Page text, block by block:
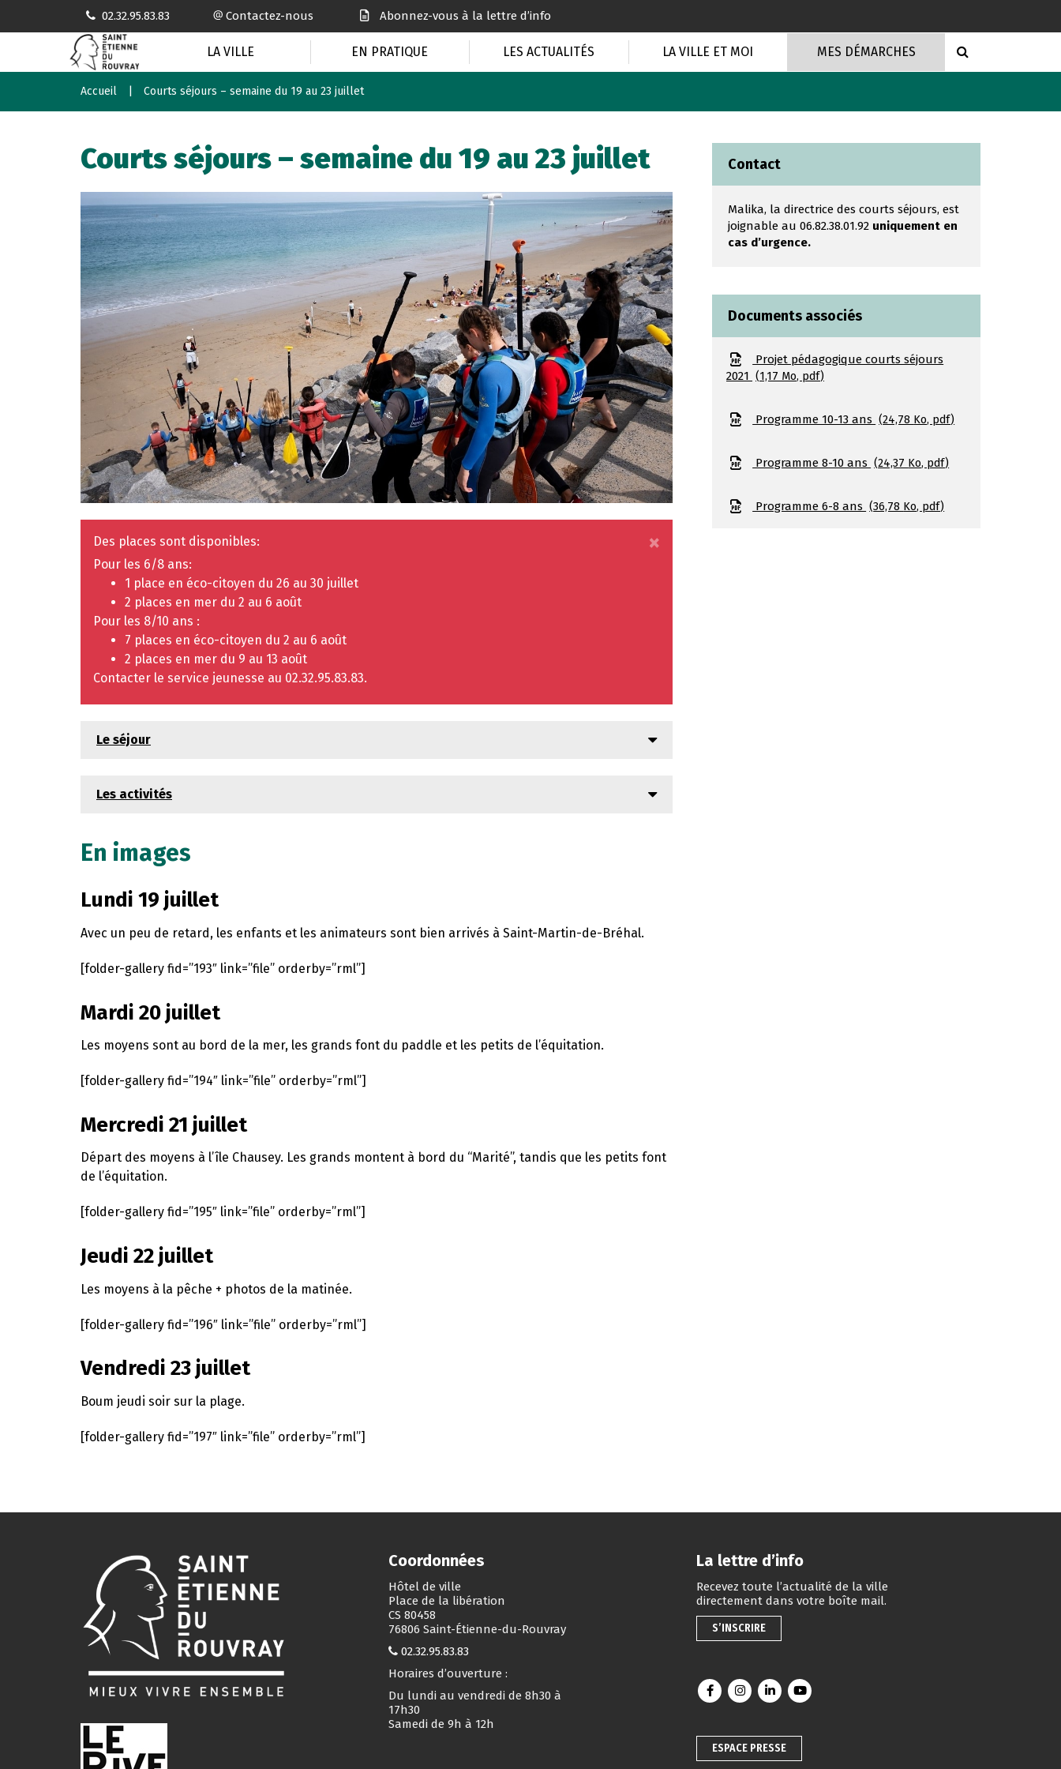
02.32.95.83.83 Contactez-nous Abonnez-vous à la lettre d’info
LA VILLE EN PRATIQUE LES ACTUALITÉS LA VILLE ET MOI MES DÉMARCHES
Accueil Courts séjours – semaine du 19 au 23 juillet
Courts séjours – semaine du 19 au 23 juillet
×
Des places sont disponibles:
Pour les 6/8 ans:
1 place en éco-citoyen du 26 au 30 juillet
2 places en mer du 2 au 6 août
Pour les 8/10 ans :
7 places en éco-citoyen du 2 au 6 août
2 places en mer du 9 au 13 août
Contacter le service jeunesse au 02.32.95.83.83.
Le séjour
Les activités
En images
Lundi 19 juillet
Avec un peu de retard, les enfants et les animateurs sont bien arrivés à Saint-Martin-de-Bréhal.
[folder-gallery fid=”193″ link=”file” orderby=”rml”]
Mardi 20 juillet
Les moyens sont au bord de la mer, les grands font du paddle et les petits de l’équitation.
[folder-gallery fid=”194″ link=”file” orderby=”rml”]
Mercredi 21 juillet
Départ des moyens à l’île Chausey. Les grands montent à bord du “Marité”, tandis que les petits font
de l’équitation.
[folder-gallery fid=”195″ link=”file” orderby=”rml”]
Jeudi 22 juillet
Les moyens à la pêche + photos de la matinée.
[folder-gallery fid=”196″ link=”file” orderby=”rml”]
Vendredi 23 juillet
Boum jeudi soir sur la plage.
[folder-gallery fid=”197″ link=”file” orderby=”rml”]
Contact
Malika, la directrice des courts séjours, est
joignable au 06.82.38.01.92 uniquement en
cas d’urgence.
Documents associés
Projet pédagogique courts séjours
2021
1,17 Mo, pdf
Programme 10-13 ans 24,78 Ko, pdf
Programme 8-10 ans 24,37 Ko, pdf
Programme 6-8 ans 36,78 Ko, pdf
Coordonnées
Hôtel de ville
Place de la libération
CS 80458
76806 Saint-Étienne-du-Rouvray
02.32.95.83.83
Horaires d’ouverture :
Du lundi au vendredi de 8h30 à
17h30
Samedi de 9h à 12h
La lettre d’info
Recevez toute l’actualité de la ville
directement dans votre boîte mail.
S’INSCRIRE
Lien vers le compte Facebook
Lien vers le compte Instagram
Lien vers le compte Linkedin
Lien vers la chaîne Youtube
ESPACE PRESSE